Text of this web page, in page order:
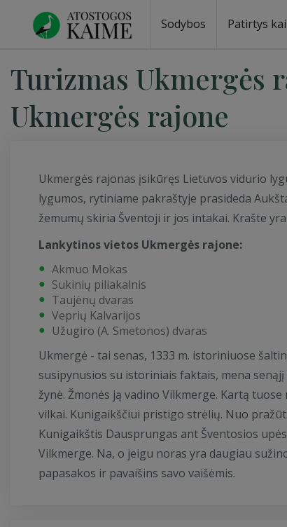
Sodybos Patirtys
Turizmas Ukmergės
Ukmergės rajone
Ukmergės rajonas įsikūręs Lietuvos vidurio
lygumos, rytiniame pakraštyje prasideda
žemumų skiria Šventoji ir jos intakai. Krašte
Lankytinos vietos Ukmergės rajone:
Akmuo Mokas
Sukinių piliakalnis
Taujėnų dvaras
Veprių Kalvarijos
Užugiro (A. Smetonos) dvaras
Ukmergė - tai senas, 1333 m. istoriniuose
susipynusios su istoriniais faktais, mena
žynė. Žmonės ją vadino Vilkmerge. Kartą
vilkai. Kunigaikščiui pristigo strėlių. Nuo
Kunigaikštis Dausprungas ant Šventosios
Vilkmerge. Na, o jeigu noras yra daugiau
papasakos ir pavaišins savo vaišėmis.